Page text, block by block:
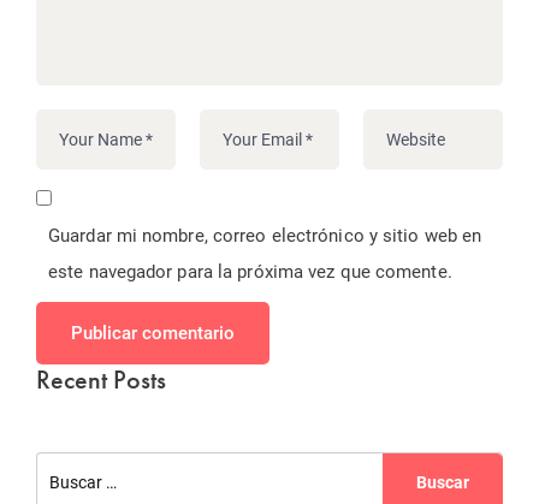
Guardar mi nombre, correo electrónico y sitio web en
este navegador para la próxima vez que comente.
Publicar comentario
Recent Posts